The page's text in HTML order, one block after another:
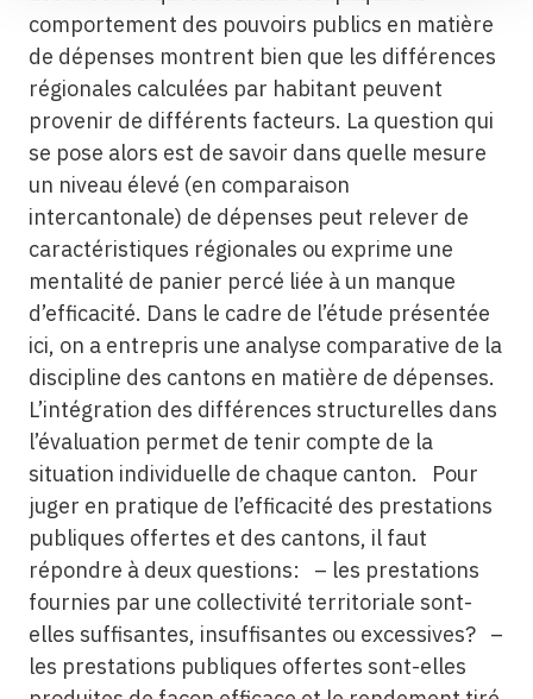
comportement des pouvoirs publics en matière
de dépenses montrent bien que les différences
régionales calculées par habitant peuvent
provenir de différents facteurs. La question qui
se pose alors est de savoir dans quelle mesure
un niveau élevé (en comparaison
intercantonale) de dépenses peut relever de
caractéristiques régionales ou exprime une
mentalité de panier percé liée à un manque
d’efficacité. Dans le cadre de l’étude présentée
ici, on a entrepris une analyse comparative de la
discipline des cantons en matière de dépenses.
L’intégration des différences structurelles dans
l’évaluation permet de tenir compte de la
situation individuelle de chaque canton. Pour
juger en pratique de l’efficacité des prestations
publiques offertes et des cantons, il faut
répondre à deux questions: – les prestations
fournies par une collectivité territoriale sont-
elles suffisantes, insuffisantes ou excessives? –
les prestations publiques offertes sont-elles